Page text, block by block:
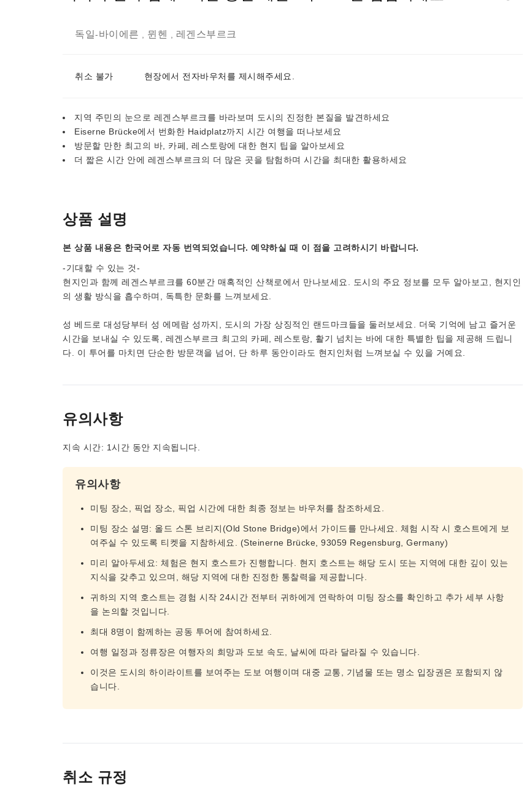
독일-바이에른 뮌헨 레겐스부르크
취소 불가 현장에서 전자바우처를 제시해주세요.
지역 주민의 눈으로 레겐스부르크를 바라보며 도시의 진정한 본질을 발견하세요
Eiserne Brücke에서 번화한 Haidplatz까지 시간 여행을 떠나보세요
방문할 만한 최고의 바, 카페, 레스토랑에 대한 현지 팁을 알아보세요
더 짧은 시간 안에 레겐스부르크의 더 많은 곳을 탐험하며 시간을 최대한 활용하세요
상품 설명
본 상품 내용은 한국어로 자동 번역되었습니다. 예약하실 때 이 점을 고려하시기 바랍니다.
-기대할 수 있는 것-
현지인과 함께 레겐스부르크를 60분간 매혹적인 산책로에서 만나보세요. 도시의 주요 정보를 모두 알아보고, 현지인
의 생활 방식을 흡수하며, 독특한 문화를 느껴보세요.
성 베드로 대성당부터 성 에메람 성까지, 도시의 가장 상징적인 랜드마크들을 둘러보세요. 더욱 기억에 남고 즐거운
시간을 보내실 수 있도록, 레겐스부르크 최고의 카페, 레스토랑, 활기 넘치는 바에 대한 특별한 팁을 제공해 드립니
다. 이 투어를 마치면 단순한 방문객을 넘어, 단 하루 동안이라도 현지인처럼 느껴보실 수 있을 거예요.
유의사항
지속 시간: 1시간 동안 지속됩니다.
유의사항
미팅 장소, 픽업 장소, 픽업 시간에 대한 최종 정보는 바우처를 참조하세요.
미팅 장소 설명: 올드 스톤 브리지(Old Stone Bridge)에서 가이드를 만나세요. 체험 시작 시 호스트에게 보
여주실 수 있도록 티켓을 지참하세요. (Steinerne Brücke, 93059 Regensburg, Germany)
미리 알아두세요: 체험은 현지 호스트가 진행합니다. 현지 호스트는 해당 도시 또는 지역에 대한 깊이 있는
지식을 갖추고 있으며, 해당 지역에 대한 진정한 통찰력을 제공합니다.
귀하의 지역 호스트는 경험 시작 24시간 전부터 귀하에게 연락하여 미팅 장소를 확인하고 추가 세부 사항
을 논의할 것입니다.
최대 8명이 함께하는 공동 투어에 참여하세요.
여행 일정과 정류장은 여행자의 희망과 도보 속도, 날씨에 따라 달라질 수 있습니다.
이것은 도시의 하이라이트를 보여주는 도보 여행이며 대중 교통, 기념물 또는 명소 입장권은 포함되지 않
습니다.
취소 규정